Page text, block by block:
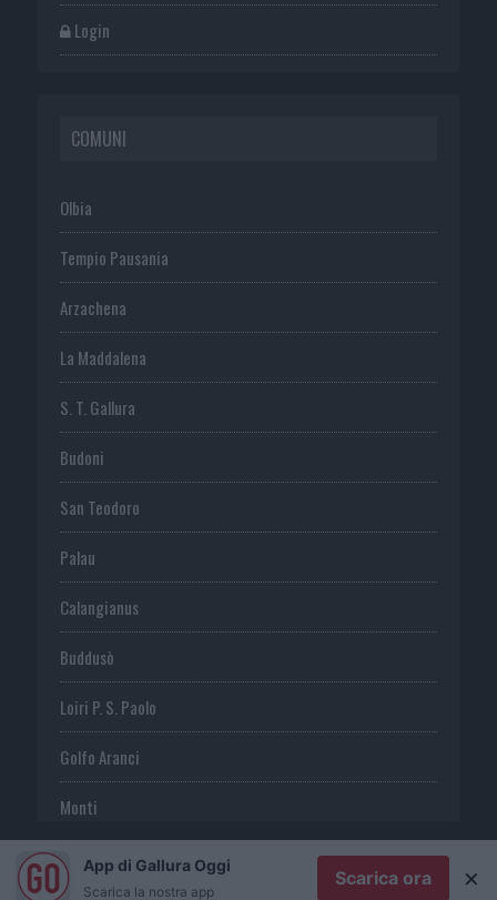
Login
COMUNI
Olbia
Tempio Pausania
Arzachena
La Maddalena
S. T. Gallura
Budoni
San Teodoro
Palau
Calangianus
Buddusò
Loiri P. S. Paolo
Golfo Aranci
Monti
TeltiApp di Gallura Oggi
Scarica la nostra app
Scarica ora ×